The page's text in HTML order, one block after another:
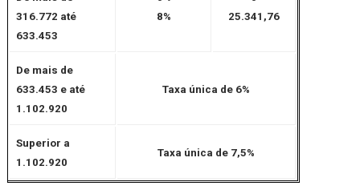
316.772 até
633.453
8%
25.341,76
De mais de
633.453 e até
1.102.920
Taxa única de 6%
Superior a
1.102.920
Taxa única de 7,5%